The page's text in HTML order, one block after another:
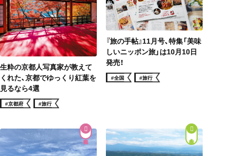
生粋の京都人写真家が教えて
くれた、京都でゆっくり紅葉を
見るなら4選
#京都府 #旅行
『旅の手帖』11月号、特集「美味
しいニッポン旅」は10月10日
発売！
#全国 #旅行
街歩き